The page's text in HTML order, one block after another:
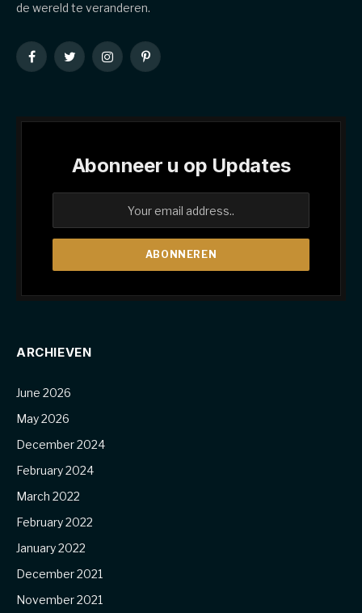
de wereld te veranderen.
FacebookTwitterInstagramPinterest
Abonneer u op Updates
ARCHIEVEN
June 2026
May 2026
December 2024
February 2024
March 2022
February 2022
January 2022
December 2021
November 2021